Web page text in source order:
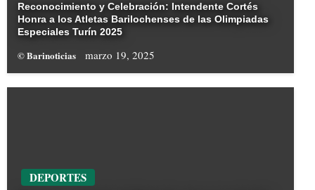
Reconocimiento y Celebración: Intendente Cortés
Honra a los Atletas Barilochenses de las Olimpiadas
Especiales Turín 2025
© Barinoticias marzo 19, 2025
DEPORTES